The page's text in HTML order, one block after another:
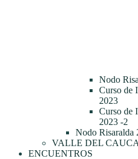
Nodo
Curso de
2023
Curso de
2023 -2
Nodo Risaralda
VALLE DEL CAUCA
ENCUENTROS